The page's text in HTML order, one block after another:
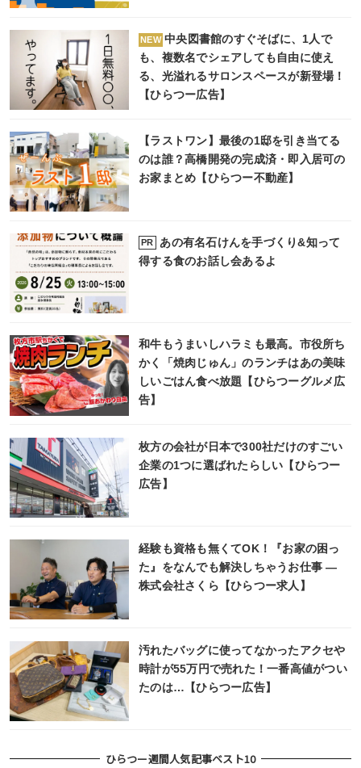
NEW 中央図書館のすぐそばに、1人で
も、複数名でシェアしても自由に使え
る、光溢れるサロンスペースが新登場！
【ひらつー広告】
【ラストワン】最後の1邸を引き当てる
のは誰？高橋開発の完成済・即入居可の
お家まとめ【ひらつー不動産】
PR
あの有名石けんを手づくり&知って
得する食のお話し会あるよ
和牛もうまいしハラミも最高。市役所ち
かく「焼肉じゅん」のランチはあの美味
しいごはん食べ放題【ひらつーグルメ広
告】
枚方の会社が日本で300社だけのすごい
企業の1つに選ばれたらしい【ひらつー
広告】
経験も資格も無くてOK！『お家の困っ
た』をなんでも解決しちゃうお仕事 ―
株式会社さくら【ひらつー求人】
汚れたバッグに使ってなかったアクセや
時計が55万円で売れた！一番高値がつい
たのは…【ひらつー広告】
ひらつー週間人気記事ベスト10